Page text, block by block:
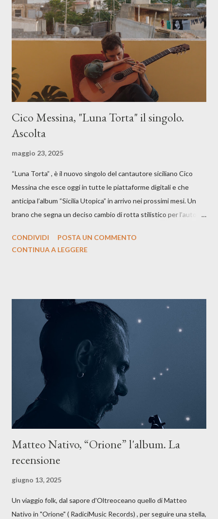
Cico Messina, "Luna Torta" il singolo.
Ascolta
maggio 23, 2025
“Luna Torta” , è il nuovo singolo del cantautore siciliano Cico
Messina che esce oggi in tutte le piattaforme digitali e che
anticipa l’album “Sicilia Utopica” in arrivo nei prossimi mesi. Un
brano che segna un deciso cambio di rotta stilistico per l’autore
testo ibrido tra italiano e siciliano, e un’urgenza espressiva che
La canzone racconta la difficoltà di creare, e perfino di esistere,
sotto il peso della realtà. Ma lo fa cercando una via d’uscita, una
forma di assoluzione, nel vivere e nel suonare, nel trovare respiro
anche quando l’aria sembra farsi più densa. Il brano è anche una
dichiarazione d’intenti: Cico Messina apre il suo nuovo percorso
artistico con una composizi...
CONDIVIDI
POSTA UN COMMENTO
CONTINUA A LEGGERE
Matteo Nativo, “Orione” l'album. La
recensione
giugno 13, 2025
Un viaggio folk, dal sapore d'Oltreoceano quello di Matteo
Nativo in "Orione" ( RadiciMusic Records) , per seguire una stella,